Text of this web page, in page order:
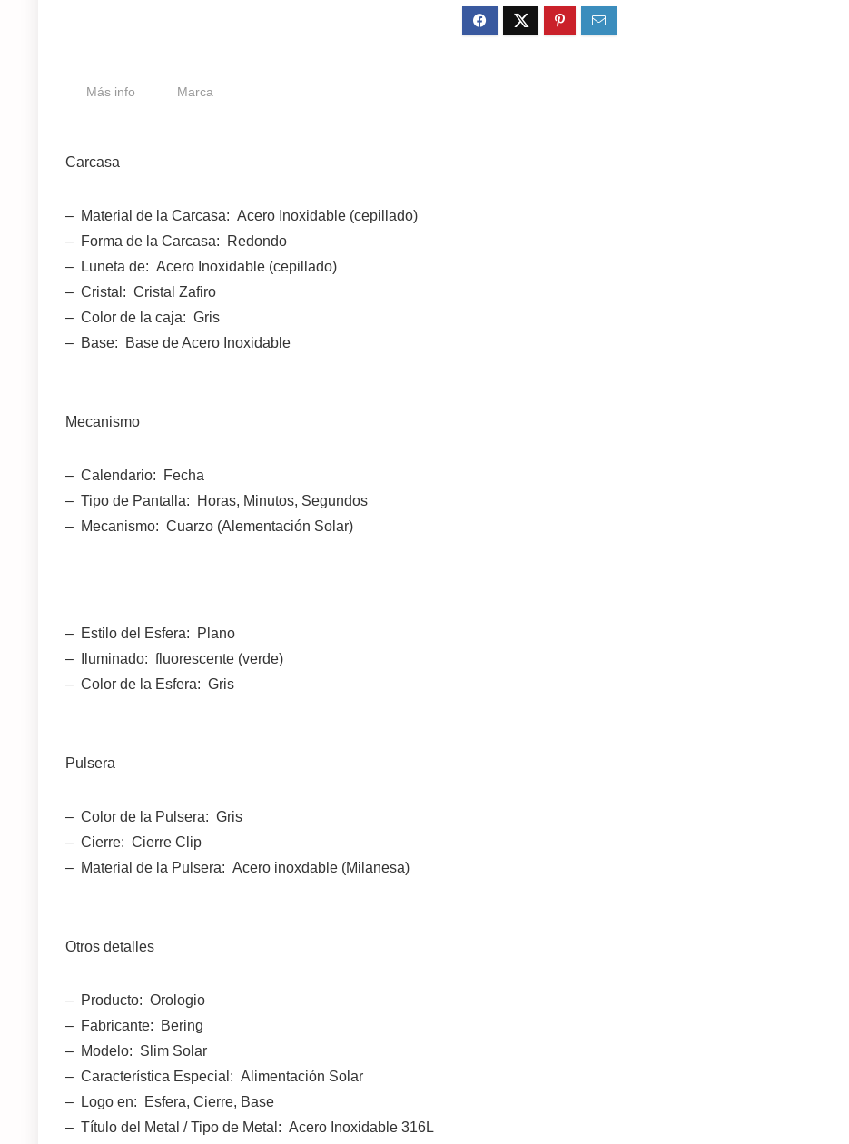
Más info Marca
Carcasa
– Material de la Carcasa: Acero Inoxidable (cepillado)
– Forma de la Carcasa: Redondo
– Luneta de: Acero Inoxidable (cepillado)
– Cristal: Cristal Zafiro
– Color de la caja: Gris
– Base: Base de Acero Inoxidable
Mecanismo
– Calendario: Fecha
– Tipo de Pantalla: Horas, Minutos, Segundos
– Mecanismo: Cuarzo (Alementación Solar)
– Estilo del Esfera: Plano
– Iluminado: fluorescente (verde)
– Color de la Esfera: Gris
Pulsera
– Color de la Pulsera: Gris
– Cierre: Cierre Clip
– Material de la Pulsera: Acero inoxdable (Milanesa)
Otros detalles
– Producto: Orologio
– Fabricante: Bering
– Modelo: Slim Solar
– Característica Especial: Alimentación Solar
– Logo en: Esfera, Cierre, Base
– Título del Metal / Tipo de Metal: Acero Inoxidable 316L